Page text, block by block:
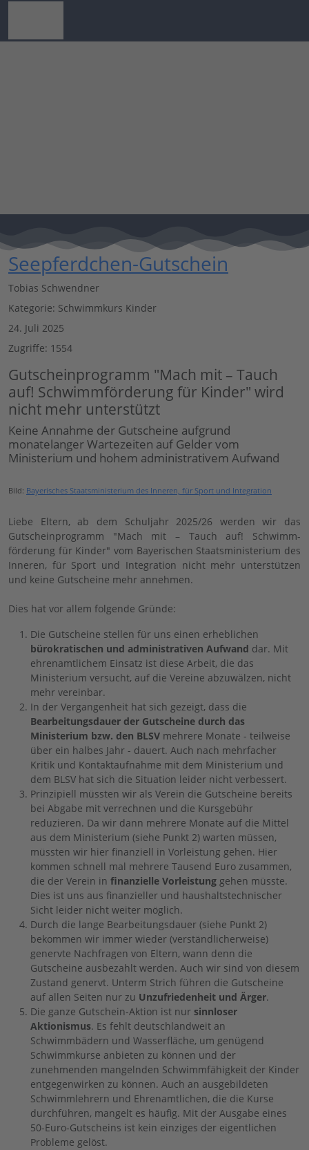
Seepferdchen-Gutschein
Tobias Schwendner
Kategorie: Schwimmkurs Kinder
24. Juli 2025
Zugriffe: 1554
Gutscheinprogramm "Mach mit – Tauch
auf! Schwimm­förderung für Kinder" wird
nicht mehr unterstützt
Keine Annahme der Gutscheine aufgrund
monatelanger Wartezeiten auf Gelder vom
Ministerium und hohem administrativem Aufwand
Bild: Bayerisches Staatsministerium des Inneren, für Sport und Integration
Liebe Eltern, ab dem Schuljahr 2025/26 werden wir das
Gutscheinprogramm "Mach mit – Tauch auf! Schwimm­
förderung für Kinder" vom Bayerischen Staatsministerium des
Inneren, für Sport und Integration nicht mehr unterstützen
und keine Gutscheine mehr annehmen.
Dies hat vor allem folgende Gründe:
Die Gutscheine stellen für uns einen erheblichen
bürokratischen und administrativen Aufwand dar. Mit
ehrenamtlichem Einsatz ist diese Arbeit, die das
Ministerium versucht, auf die Vereine abzuwälzen, nicht
mehr vereinbar.
In der Vergangenheit hat sich gezeigt, dass die
Bearbeitungsdauer der Gutscheine durch das
Ministerium bzw. den BLSV mehrere Monate - teilweise
über ein halbes Jahr - dauert. Auch nach mehrfacher
Kritik und Kontaktaufnahme mit dem Ministerium und
dem BLSV hat sich die Situation leider nicht verbessert.
Prinzipiell müssten wir als Verein die Gutscheine bereits
bei Abgabe mit verrechnen und die Kursgebühr
reduzieren. Da wir dann mehrere Monate auf die Mittel
aus dem Ministerium (siehe Punkt 2) warten müssen,
müssten wir hier finanziell in Vorleistung gehen. Hier
kommen schnell mal mehrere Tausend Euro zusammen,
die der Verein in finanzielle Vorleistung gehen müsste.
Dies ist uns aus finanzieller und haushaltstechnischer
Sicht leider nicht weiter möglich.
Durch die lange Bearbeitungsdauer (siehe Punkt 2)
bekommen wir immer wieder (verständlicherweise)
genervte Nachfragen von Eltern, wann denn die
Gutscheine ausbezahlt werden. Auch wir sind von diesem
Zustand genervt. Unterm Strich führen die Gutscheine
auf allen Seiten nur zu Unzufriedenheit und Ärger.
Die ganze Gutschein-Aktion ist nur sinnloser
Aktionismus. Es fehlt deutschlandweit an
Schwimmbädern und Wasserfläche, um genügend
Schwimmkurse anbieten zu können und der
zunehmenden mangelnden Schwimmfähigkeit der Kinder
entgegenwirken zu können. Auch an ausgebildeten
Schwimmlehrern und Ehrenamtlichen, die die Kurse
durchführen, mangelt es häufig. Mit der Ausgabe eines
50-Euro-Gutscheins ist kein einziges der eigentlichen
Probleme gelöst.